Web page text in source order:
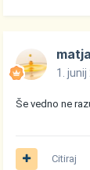
1. junij
Še vedno ne
Citiraj